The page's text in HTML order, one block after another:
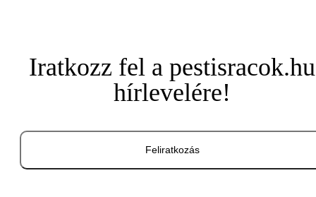
Iratkozz fel a pestisracok.hu
hírlevelére!
Feliratkozás